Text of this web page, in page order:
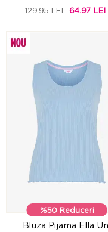
129.95 LEI 64.97 LEI
%50 Reduceri
Bluza Pijama Ella